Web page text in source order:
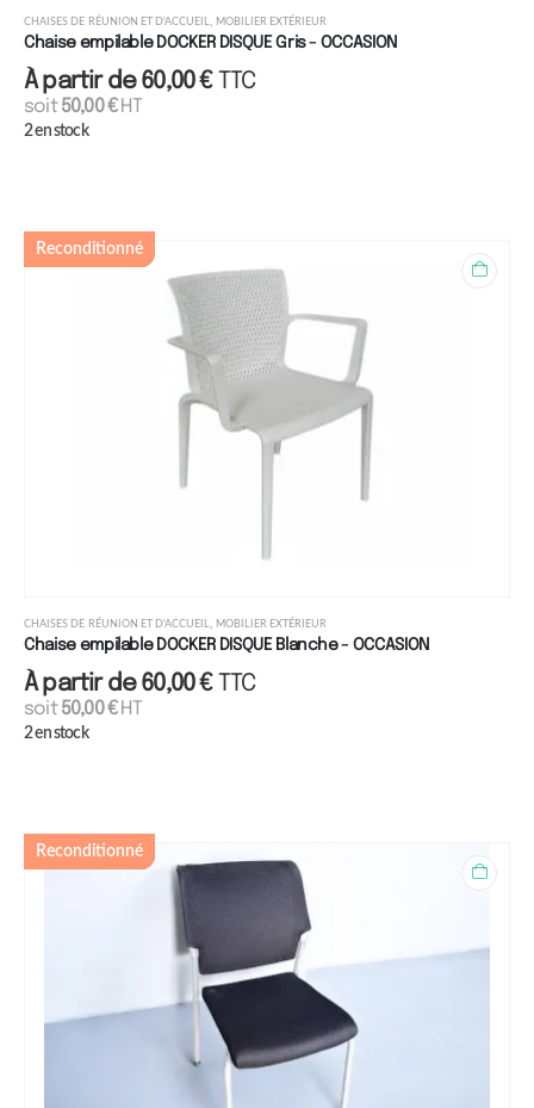
CHAISES DE RÉUNION ET D'ACCUEIL MOBILIER EXTÉRIEUR
Chaise empilable DOCKER DISQUE Gris - OCCASION
À partir de60,00€ TTC
soit50,00€HT
2 en stock
Reconditionné
CHAISES DE RÉUNION ET D'ACCUEIL MOBILIER EXTÉRIEUR
Chaise empilable DOCKER DISQUE Blanche - OCCASION
À partir de60,00€ TTC
soit50,00€HT
2 en stock
Reconditionné